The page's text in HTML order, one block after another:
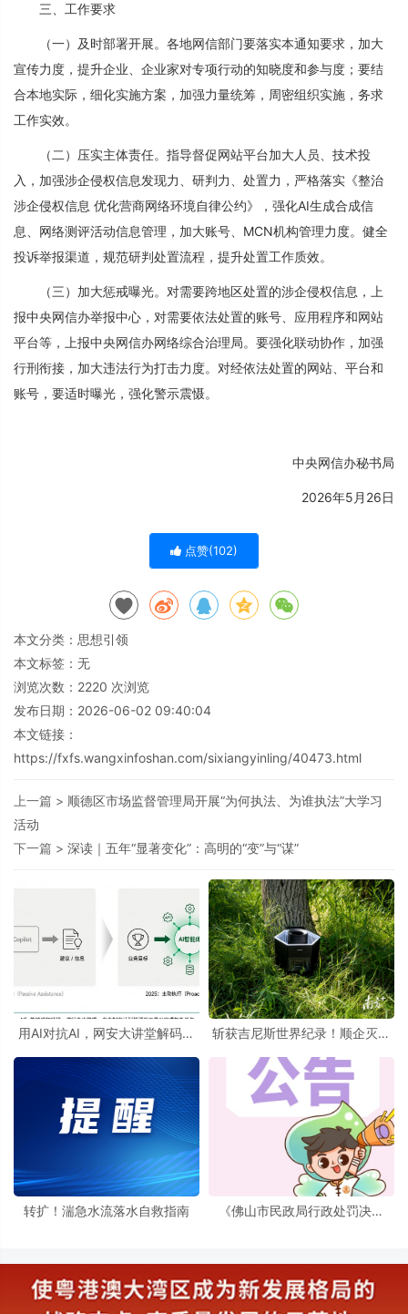
三、工作要求
（一）及时部署开展。各地网信部门要落实本通知要求，加大
宣传力度，提升企业、企业家对专项行动的知晓度和参与度；要结
合本地实际，细化实施方案，加强力量统筹，周密组织实施，务求
工作实效。
（二）压实主体责任。指导督促网站平台加大人员、技术投
入，加强涉企侵权信息发现力、研判力、处置力，严格落实《整治
涉企侵权信息 优化营商网络环境自律公约》，强化AI生成合成信
息、网络测评活动信息管理，加大账号、MCN机构管理力度。健全
投诉举报渠道，规范研判处置流程，提升处置工作质效。
（三）加大惩戒曝光。对需要跨地区处置的涉企侵权信息，上
报中央网信办举报中心，对需要依法处置的账号、应用程序和网站
平台等，上报中央网信办网络综合治理局。要强化联动协作，加强
行刑衔接，加大违法行为打击力度。对经依法处置的网站、平台和
账号，要适时曝光，强化警示震慑。
中央网信办秘书局
2026年5月26日
点赞(102)
本文分类： 思想引领
本文标签：无
浏览次数： 2220 次浏览
发布日期：2026-06-02 09:40:04
本文链接：
https://fxfs.wangxinfoshan.com/sixiangyinling/40473.html
上一篇 > 顺德区市场监督管理局开展“为何执法、为谁执法”大学习
活动
下一篇 > 深读｜五年“显著变化”：高明的“变”与“谋”
用AI对抗AI，网安大讲堂解码智
斩获吉尼斯世界纪录！顺企灭蚊
转扩！湍急水流落水自救指南
《佛山市民政局行政处罚决定